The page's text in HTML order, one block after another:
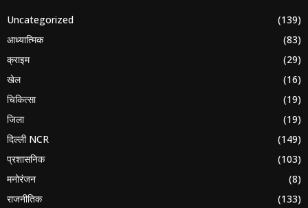
Uncategorized
(139)
आध्यात्मिक
(83)
क्राइम
(29)
खेल
(16)
चिकित्सा
(19)
जिला
(19)
दिल्ली NCR
(149)
प्रशासनिक
(103)
मनोरंजन
(8)
राजनीतिक
(133)